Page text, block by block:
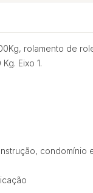
rolamento de
Eixo 1.
condomínio